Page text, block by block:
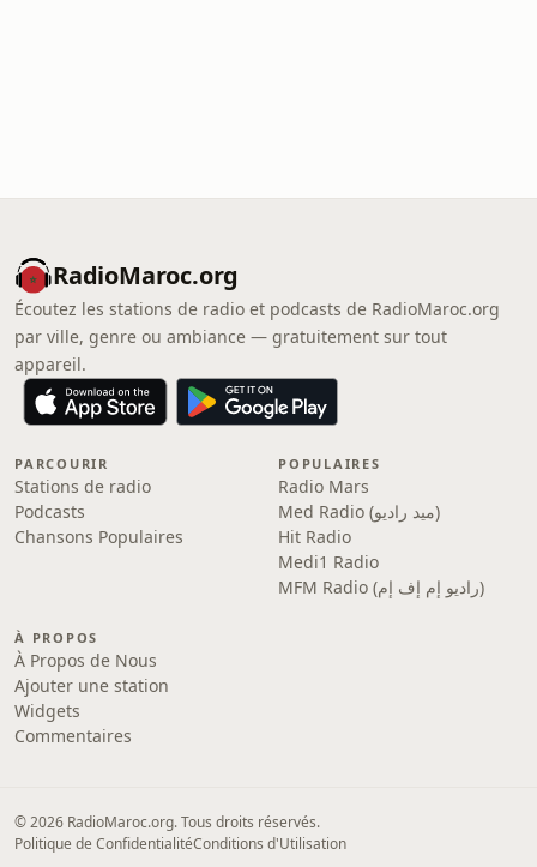
RadioMaroc.org
Écoutez les stations de radio et podcasts de RadioMaroc.org
par ville, genre ou ambiance — gratuitement sur tout
appareil.
PARCOURIR
Stations de radio
Podcasts
Chansons Populaires
POPULAIRES
Radio Mars
Med Radio (ميد راديو)
Hit Radio
Medi1 Radio
MFM Radio (راديو إم إف إم)
À PROPOS
À Propos de Nous
Ajouter une station
Widgets
Commentaires
© 2026 RadioMaroc.org. Tous droits réservés.
Politique de ConfidentialitéConditions d'Utilisation